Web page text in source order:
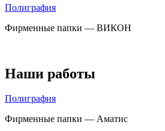
Полиграфия
Фирменные папки — ВИКОН
Наши работы
Полиграфия
Фирменные папки — Аматис